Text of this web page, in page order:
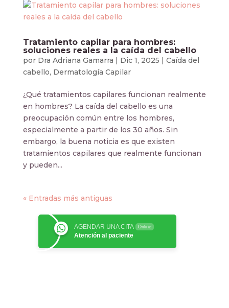
Tratamiento capilar para hombres:
soluciones reales a la caída del cabello
por Dra Adriana Gamarra | Dic 1, 2025 | Caída del
cabello, Dermatología Capilar
¿Qué tratamientos capilares funcionan realmente
en hombres? La caída del cabello es una
preocupación común entre los hombres,
especialmente a partir de los 30 años. Sin
embargo, la buena noticia es que existen
tratamientos capilares que realmente funcionan
y pueden...
« Entradas más antiguas
AGENDAR UNA CITA Online
Atención al paciente